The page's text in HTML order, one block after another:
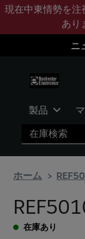
メ
ン
フ
タ
現在中東情勢を
あり
ニ
製品
検索
ホーム
在庫あり